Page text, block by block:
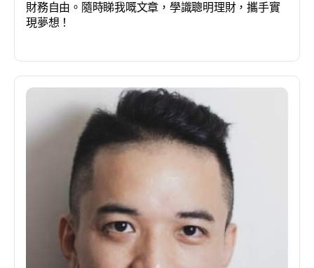
財務自由。隨時睇我嘅文章，學識聰明理財，攜手實
現夢想！